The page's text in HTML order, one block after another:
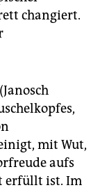
changiert.
mit Wut,
aufs
erfüllt ist. Im